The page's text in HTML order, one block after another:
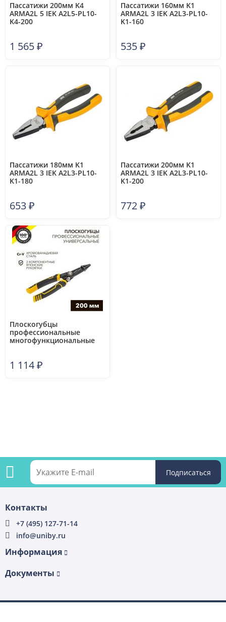
Пассатижи 200мм K4
ARMA2L 5 IEK A2L5-PL10-
K4-200
1 565₽
Пассатижи 160мм K1
ARMA2L 3 IEK A2L3-PL10-
K1-160
535₽
Пассатижи 180мм K1
ARMA2L 3 IEK A2L3-PL10-
K1-180
653₽
Пассатижи 200мм K1
ARMA2L 3 IEK A2L3-PL10-
K1-200
772₽
Плоскогубцы
профессиональные
многофункциональные
1 114₽
Контакты
+7 (495) 127-71-14
info@uniby.ru
Информация
Документы
3.76 с